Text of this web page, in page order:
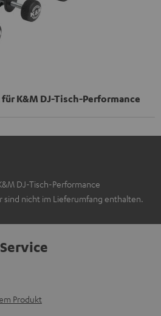
K&M DJ-Tisch-Performance
DJ-Tisch-Performance
sind nicht im Lieferumfang enthalten.
Produkt